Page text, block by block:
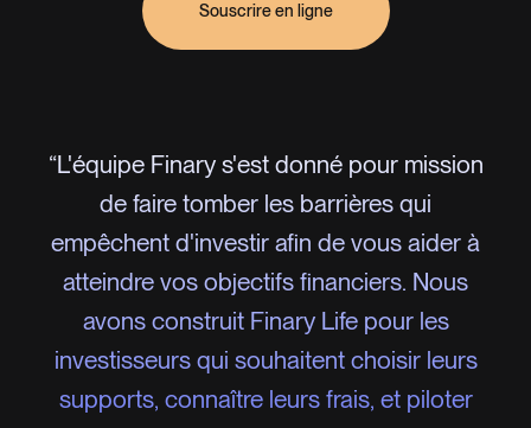
Souscrire en ligne
“L'équipe Finary s'est donné pour mission
de faire tomber les barrières qui
empêchent d'investir afin de vous aider à
atteindre vos objectifs financiers. Nous
avons construit Finary Life pour les
investisseurs qui souhaitent choisir leurs
supports, connaître leurs frais, et piloter